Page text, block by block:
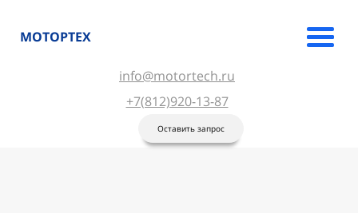
МОТОРТЕХ
info@motortech.ru
+7(812)920-13-87
Оставить запрос